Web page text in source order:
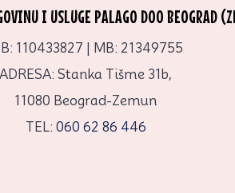
I USLUGE PALAGO DOO BEOGRAD
110433827 | MB: 21349755
ADRESA: Stanka Tišme 31b,
11080 Beograd-Zemun
TEL: 060 62 86 446